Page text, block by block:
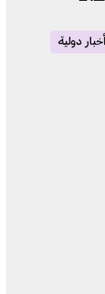
أخبار دولية